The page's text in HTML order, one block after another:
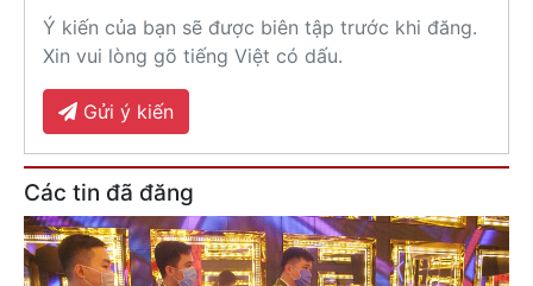
Ý kiến của bạn sẽ được biên tập trước khi đăng.
Xin vui lòng gõ tiếng Việt có dấu.
Gửi ý kiến
Các tin đã đăng